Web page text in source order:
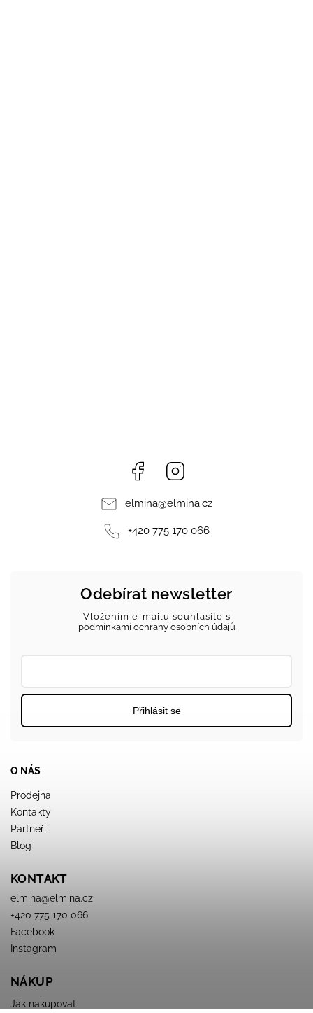
Facebook
elmina@elmina.cz
+420 775 170 066
O NÁS
Prodejna
Kontakty
Partneři
Blog
KONTAKT
elmina@elmina.cz
+420 775 170 066
Facebook
Instagram
NÁKUP
Jak nakupovat
Odebírat newsletter
Vložením e-mailu souhlasíte s
podmínkami ochrany osobních údajů
Přihlásit se